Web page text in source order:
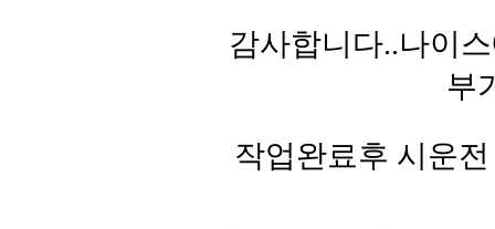
감사합니다..나이
부
작업완료후 시운